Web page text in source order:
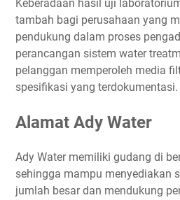
Keberadaan hasil uji
tambah bagi perusahaan yang
pendukung dalam proses
perancangan sistem water
pelanggan memperoleh media
spesifikasi yang terdokumentasi.
Alamat Ady Water
Ady Water memiliki gudang di
sehingga mampu menyediakan
jumlah besar dan mendukung